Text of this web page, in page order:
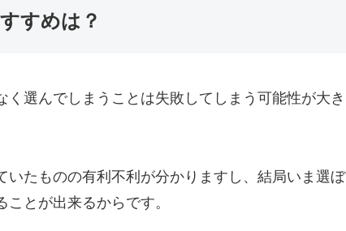
すめは？
選んでしまうことは失敗してしまう可能性が大き
いたものの有利不利が分かりますし、結局いま選ぼ
とが出来るからです。